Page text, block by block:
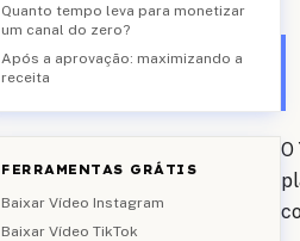
Quanto tempo leva para monetizar
um canal do zero?
Após a aprovação: maximizando a
receita
FERRAMENTAS GRÁTIS
Baixar Vídeo Instagram
Baixar Vídeo TikTok